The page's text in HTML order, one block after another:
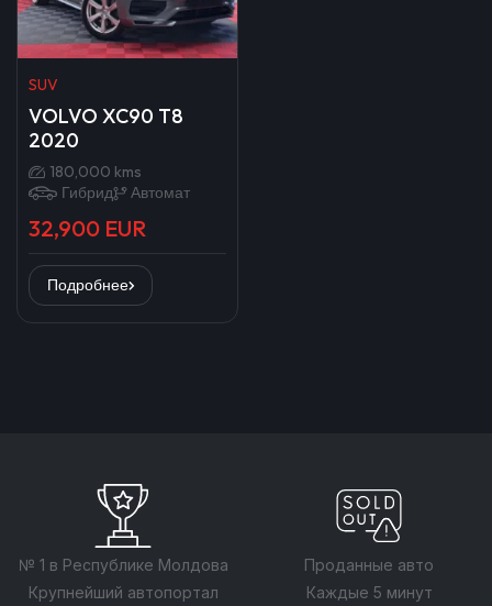
SUV
VOLVO XC90 T8
2020
180,000 kms
Гибрид
Автомат
32,900 EUR
Подробнее
№ 1 в Республике Молдова
Крупнейший автопортал
Проданные авто
Каждые 5 минут